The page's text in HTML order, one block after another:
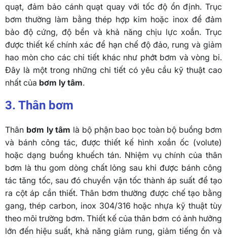
quạt, đảm bảo cánh quạt quay với tốc độ ổn định. Trục
bơm thường làm bằng thép hợp kim hoặc inox để đảm
bảo độ cứng, độ bền và khả năng chịu lực xoắn. Trục
được thiết kế chính xác để hạn chế độ đảo, rung và giảm
hao mòn cho các chi tiết khác như phớt bơm và vòng bi.
Đây là một trong những chi tiết có yêu cầu kỹ thuật cao
nhất của bơm ly tâm.
3. Thân bơm
Thân bơm ly tâm là bộ phận bao bọc toàn bộ buồng bơm
và bánh công tác, được thiết kế hình xoắn ốc (volute)
hoặc dạng buồng khuếch tán. Nhiệm vụ chính của thân
bơm là thu gom dòng chất lỏng sau khi được bánh công
tác tăng tốc, sau đó chuyển vận tốc thành áp suất để tạo
ra cột áp cần thiết. Thân bơm thường được chế tạo bằng
gang, thép carbon, inox 304/316 hoặc nhựa kỹ thuật tùy
theo môi trường bơm. Thiết kế của thân bơm có ảnh hưởng
lớn đến hiệu suất, khả năng giảm rung, giảm tiếng ồn và